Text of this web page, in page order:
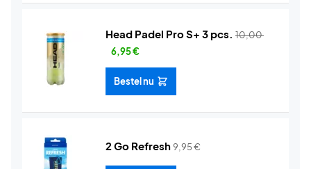
Head Padel Pro S+ 3 pcs. 10,00
6,95€
Bestel nu
2 Go Refresh9,95€